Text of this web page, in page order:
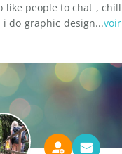
like people to chat , chill
do graphic design...voir